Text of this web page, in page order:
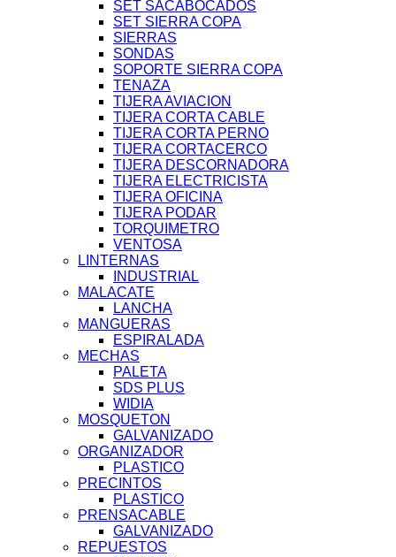
SET SACABOCADOS
SET SIERRA COPA
SIERRAS
SONDAS
SOPORTE SIERRA COPA
TENAZA
TIJERA AVIACION
TIJERA CORTA CABLE
TIJERA CORTA PERNO
TIJERA CORTACERCO
TIJERA DESCORNADORA
TIJERA ELECTRICISTA
TIJERA OFICINA
TIJERA PODAR
TORQUIMETRO
VENTOSA
LINTERNAS
INDUSTRIAL
MALACATE
LANCHA
MANGUERAS
ESPIRALADA
MECHAS
PALETA
SDS PLUS
WIDIA
MOSQUETON
GALVANIZADO
ORGANIZADOR
PLASTICO
PRECINTOS
PLASTICO
PRENSACABLE
GALVANIZADO
REPUESTOS